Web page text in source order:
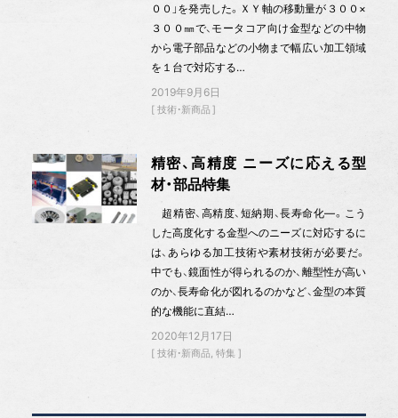
００」を発売した。ＸＹ軸の移動量が３００×
３００㎜で、モータコア向け金型などの中物
から電子部品などの小物まで幅広い加工領域
を１台で対応する…
2019年9月6日
技術・新商品
精密、高精度 ニーズに応える型
材・部品特集
超精密、高精度、短納期、長寿命化—。こう
した高度化する金型へのニーズに対応するに
は、あらゆる加工技術や素材技術が必要だ。
中でも、鏡面性が得られるのか、離型性が高い
のか、長寿命化が図れるのかなど、金型の本質
的な機能に直結…
2020年12月17日
技術・新商品 特集